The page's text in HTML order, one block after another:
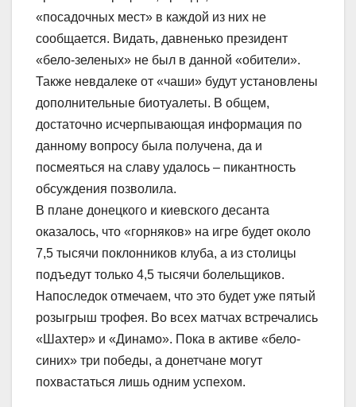
«посадочных мест» в каждой из них не
сообщается. Видать, давненько президент
«бело-зеленых» не был в данной «обители».
Также невдалеке от «чаши» будут установлены
дополнительные биотуалеты. В общем,
достаточно исчерпывающая информация по
данному вопросу была получена, да и
посмеяться на славу удалось – пикантность
обсуждения позволила.
В плане донецкого и киевского десанта
оказалось, что «горняков» на игре будет около
7,5 тысячи поклонников клуба, а из столицы
подъедут только 4,5 тысячи болельщиков.
Напоследок отмечаем, что это будет уже пятый
розыгрыш трофея. Во всех матчах встречались
«Шахтер» и «Динамо». Пока в активе «бело-
синих» три победы, а донетчане могут
похвастаться лишь одним успехом.